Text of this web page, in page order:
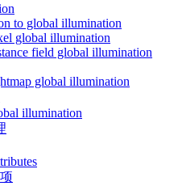
to global illumination
global illumination
field global illumination
global illumination
illumination